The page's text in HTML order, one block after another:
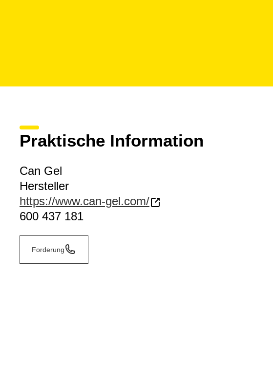
Praktische Information
Can Gel
Hersteller
https://www.can-gel.com/
600 437 181
Forderung